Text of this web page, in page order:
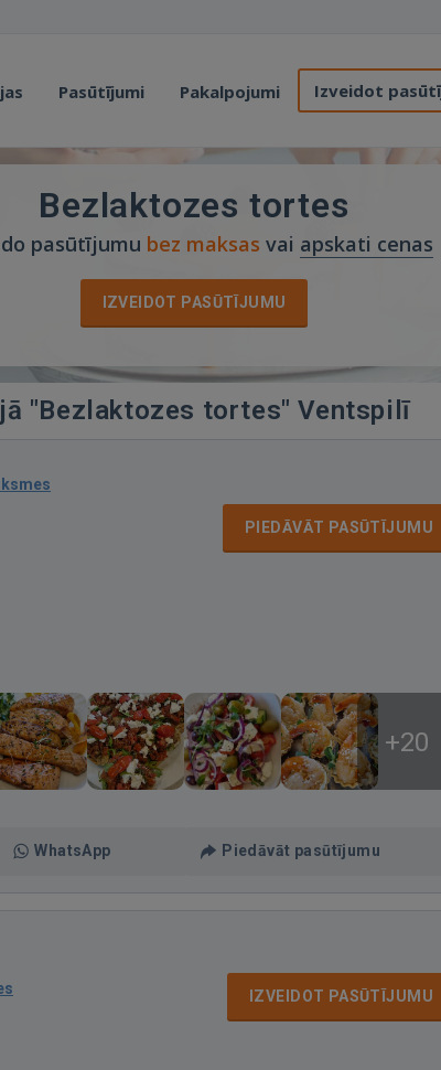
Pasūtījumi Pakalpojumi Izveidot
Bezlaktozes tortes
pasūtījumu bez maksas vai apskati cenas
IZVEIDOT PASŪTĪJUMU
"Bezlaktozes tortes" Ventspilī
PIEDĀVĀT PASŪTĪJUMU
+20
WhatsApp Piedāvāt pasūtījumu
IZVEIDOT PASŪTĪJUMU